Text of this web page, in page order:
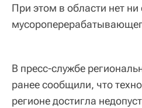
При этом в области нет ни
В пресс-службе
ранее сообщили, что
регионе достигла